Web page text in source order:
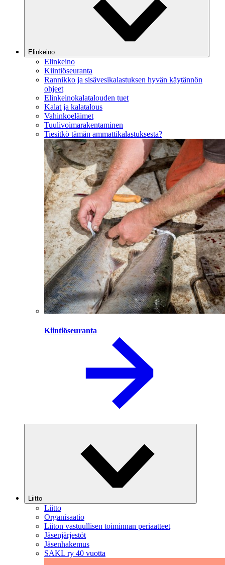
Elinkeino
Elinkeino
Kiintiöseuranta
Rannikko ja sisävesikalastuksen hyvän käytännön
ohjeet
Elinkeinokalatalouden tuet
Kalat ja kalatalous
Vahinkoeläimet
Tuulivoimarakentaminen
Tiesitkö tämän ammattikalastuksesta?
Kiintiöseuranta
Liitto
Liitto
Organisaatio
Liiton vastuullisen toiminnan periaatteet
Jäsenjärjestöt
Jäsenhakemus
SAKL ry 40 vuotta